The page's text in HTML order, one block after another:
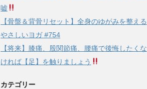
嘘
【骨盤＆背骨リセット】全身のゆがみを整える
やさしいヨガ #754
【将来】膝痛、股関節痛、腰痛で後悔したくな
ければ【足】を触りましょう
カテゴリー